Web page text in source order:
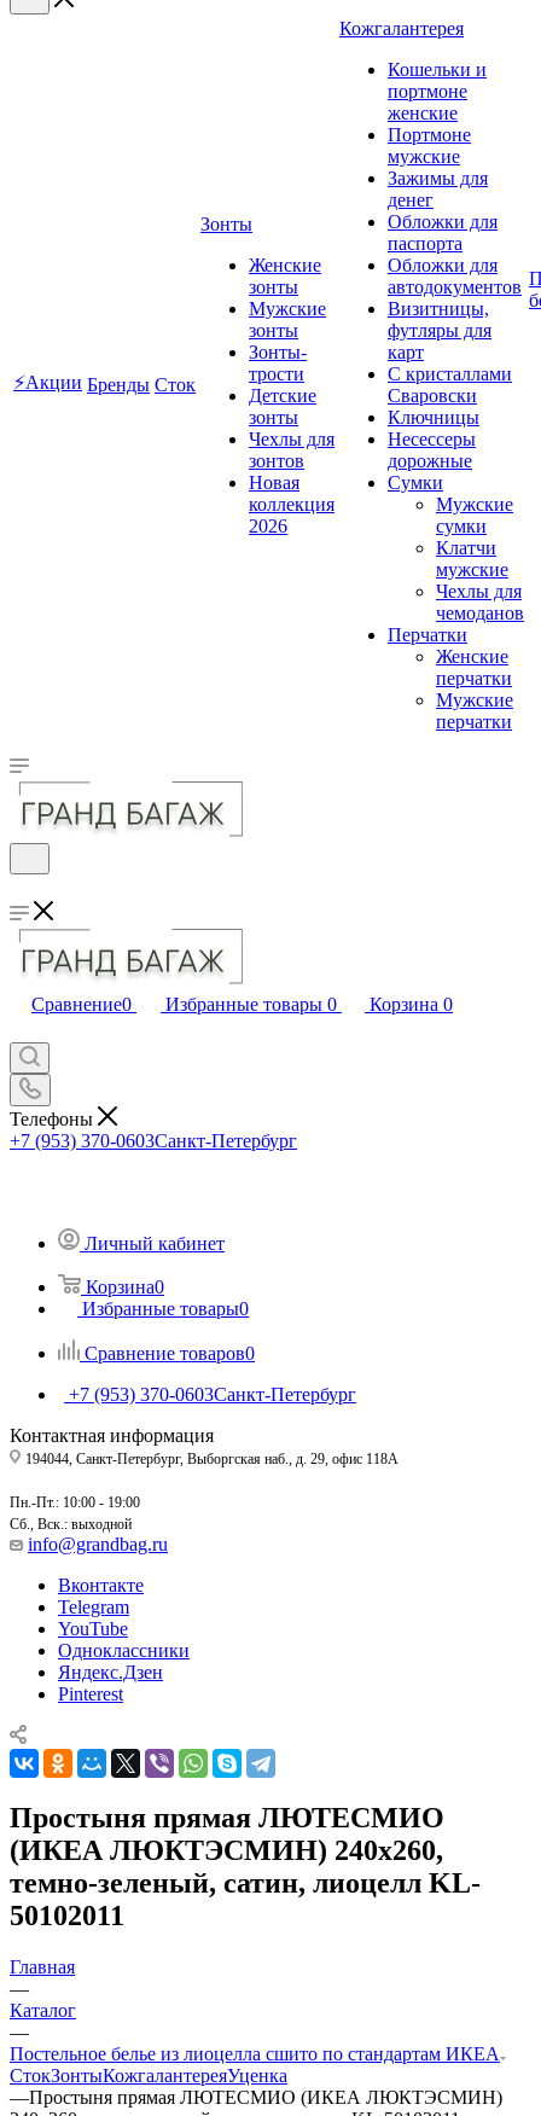
⚡Акции Бренды Сток
Зонты
Женские
зонты
Мужские
зонты
Зонты-
трости
Детские
зонты
Чехлы для
зонтов
Новая
коллекция
2026
Кожгалантерея
Кошельки и
портмоне
женские
Портмоне
мужские
Зажимы для
денег
Обложки для
паспорта
Обложки для
автодокументов
Визитницы,
футляры для
карт
C кристаллами
Сваровски
Ключницы
Несессеры
дорожные
Сумки
Мужские
сумки
Клатчи
мужские
Чехлы для
чемоданов
Перчатки
Женские
перчатки
Мужские
перчатки
Сравнение0 Избранные товары 0 Корзина 0
Телефоны
+7 (953) 370-0603Санкт-Петербург
Личный кабинет
Корзина0
Избранные товары0
Сравнение товаров0
+7 (953) 370-0603Санкт-Петербург
Контактная информация
194044, Санкт-Петербург, Выборгская наб., д. 29, офис 118А
Пн.-Пт.: 10:00 - 19:00
Сб., Вск.: выходной
info@grandbag.ru
Вконтакте
Telegram
YouTube
Одноклассники
Яндекс.Дзен
Pinterest
Простыня прямая ЛЮТЕСМИО
(ИКЕА ЛЮКТЭСМИН) 240x260,
темно-зеленый, сатин, лиоцелл KL-
50102011
Главная
—
Каталог
—
Постельное белье из лиоцелла сшито по стандартам ИКЕА
СтокЗонтыКожгалантереяУценка
—Простыня прямая ЛЮТЕСМИО (ИКЕА ЛЮКТЭСМИН)